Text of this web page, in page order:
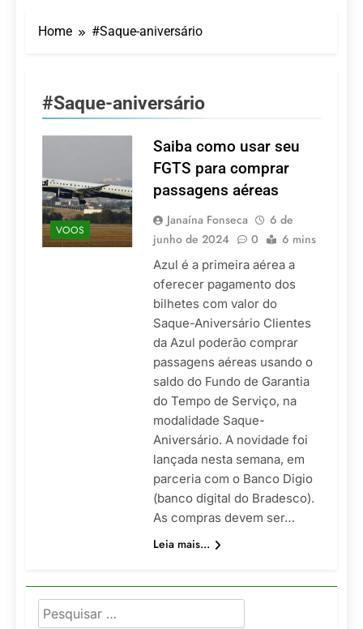
nos aeroportos da
7 De Agosto De 2026
de lazer e corporativo
7 De Agosto De 2026
Executivo com carreira
Balanger assume
comando do Wyndham
São Paulo Ibirapuera
5 De Agosto De 2026
LATAM anuncia 42
rotas na primeira fase
de operação do
5 De Agosto De 2026
Azul retoma voos
diretos entre Porto
Alegre e Montevidéu
em dezembro
Home #Saque-aniversário
#Saque-aniversário
VOOS
Saiba como usar seu
FGTS para comprar
passagens aéreas
Janaína Fonseca
6 de
junho de 2024
0 6 mins
Azul é a primeira aérea a
oferecer pagamento dos
bilhetes com valor do
Saque-Aniversário Clientes
da Azul poderão comprar
passagens aéreas usando o
saldo do Fundo de Garantia
do Tempo de Serviço, na
modalidade Saque-
Aniversário. A novidade foi
lançada nesta semana, em
parceria com o Banco Digio
(banco digital do Bradesco).
As compras devem ser…
Leia mais...
Pesquisar